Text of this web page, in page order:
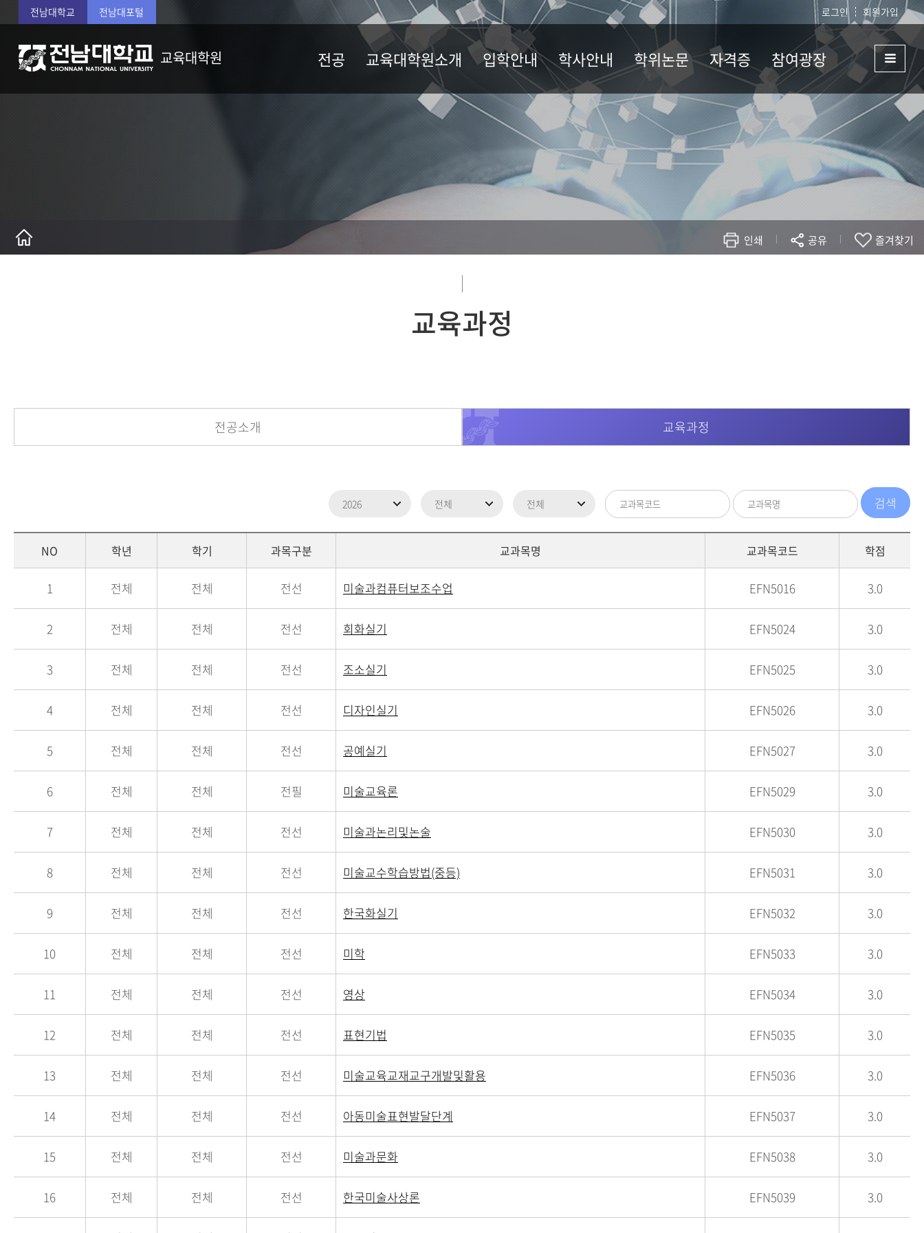
전남대학교 전남대포털 로그인 회원가입
교육대학원 전공 교육대학원소개
오시는길
입학안내
석사학위 모집요강
학사안내
규정
휴학/복학/퇴학
장학
수료/졸업
등록안내
수강신청
지도교수
학위논문
심사일정
종합시험
논문작성계획서
자격증
자격증목록
기본이수과목
참여광장
공지사항
Q&A
FAQ
서식자료실
인쇄 공유 즐겨찾기
교육과정
전공소개 교육과정
NO 학년 학기 과목구분 교과목명 교과목코드 학점
1 전체 전체 전선 미술과컴퓨터보조수업 EFN5016 3.0
2 전체 전체 전선 회화실기 EFN5024 3.0
3 전체 전체 전선 조소실기 EFN5025 3.0
4 전체 전체 전선 디자인실기 EFN5026 3.0
5 전체 전체 전선 공예실기 EFN5027 3.0
6 전체 전체 전필 미술교육론 EFN5029 3.0
7 전체 전체 전선 미술과논리및논술 EFN5030 3.0
8 전체 전체 전선 미술교수학습방법(중등) EFN5031 3.0
9 전체 전체 전선 한국화실기 EFN5032 3.0
10 전체 전체 전선 미학 EFN5033 3.0
11 전체 전체 전선 영상 EFN5034 3.0
12 전체 전체 전선 표현기법 EFN5035 3.0
13 전체 전체 전선 미술교육교재교구개발및활용 EFN5036 3.0
14 전체 전체 전선 아동미술표현발달단계 EFN5037 3.0
15 전체 전체 전선 미술과문화 EFN5038 3.0
16 전체 전체 전선 한국미술사상론 EFN5039 3.0